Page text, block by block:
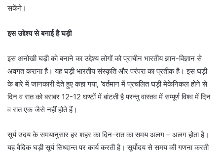
सकेंगे।
इस उद्देश्य से बनाई है घड़ी
इस अनोखी घड़ी को बनाने का उद्देश्य लोगों को प्राचीन भारतीय ज्ञान-विज्ञान से
अवगत कराना है। यह घड़ी भारतीय संस्कृति और परंपरा का प्रतीक है। इस घड़ी
के बारे में जानकारी देते हुए कहा गया, 'वर्तमान में प्रचलित घड़ी मेकेनिकल होने से
दिन व रात को बराबर 12-12 घण्टों में बांटती है परन्तु वास्तव में सम्पूर्ण विश्व में दिन
व रात एक जैसे नहीं होते हैं।
सूर्य उदय के समयानुसार हर शहर का दिन-रात का समय अलग – अलग होता है।
यह वैदिक घड़ी सूर्य सिध्दान्त पर कार्य करती है। सूर्योदय से समय की गणना करती